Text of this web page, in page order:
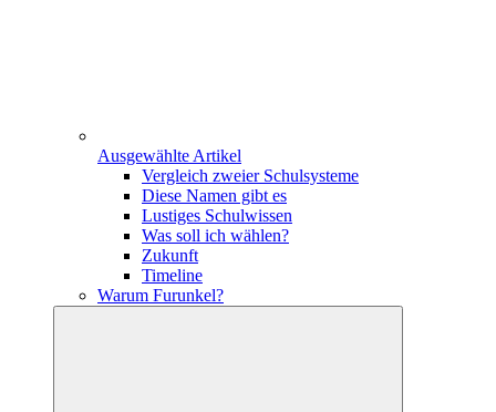
Ausgewählte Artikel
Vergleich zweier Schulsysteme
Diese Namen gibt es
Lustiges Schulwissen
Was soll ich wählen?
Zukunft
Timeline
Warum Furunkel?